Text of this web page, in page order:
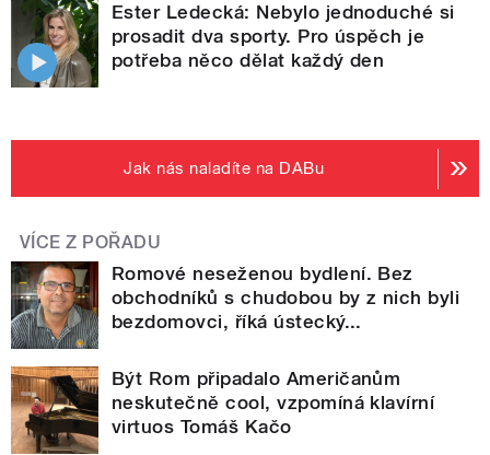
Ester Ledecká: Nebylo jednoduché si
prosadit dva sporty. Pro úspěch je
potřeba něco dělat každý den
Jak nás naladíte na DABu
VÍCE Z POŘADU
Romové neseženou bydlení. Bez
obchodníků s chudobou by z nich byli
bezdomovci, říká ústecký...
Být Rom připadalo Američanům
neskutečně cool, vzpomíná klavírní
virtuos Tomáš Kačo